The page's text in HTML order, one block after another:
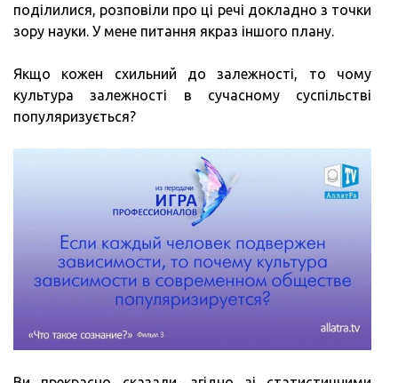
поділилися, розповіли про ці речі докладно з точки
зору науки. У мене питання якраз іншого плану.
Якщо кожен схильний до залежності, то чому
культура залежності в сучасному суспільстві
популяризується?